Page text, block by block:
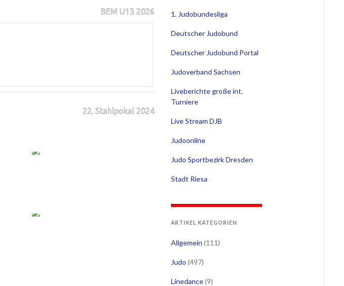
BEM U13 2026
22. Stahlpokal 2024
1. Judobundesliga
Deutscher Judobund
Deutscher Judobund Portal
Judoverband Sachsen
Liveberichte große int.
Turniere
Live Stream DJB
Judoonline
Judo Sportbezirk Dresden
Stadt Riesa
ARTIKEL KATEGORIEN
Allgemein (111)
Judo (497)
Linedance(9)